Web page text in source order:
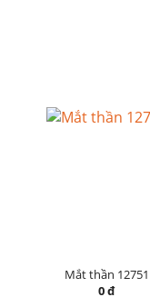
Mắt thần 12751
0 đ